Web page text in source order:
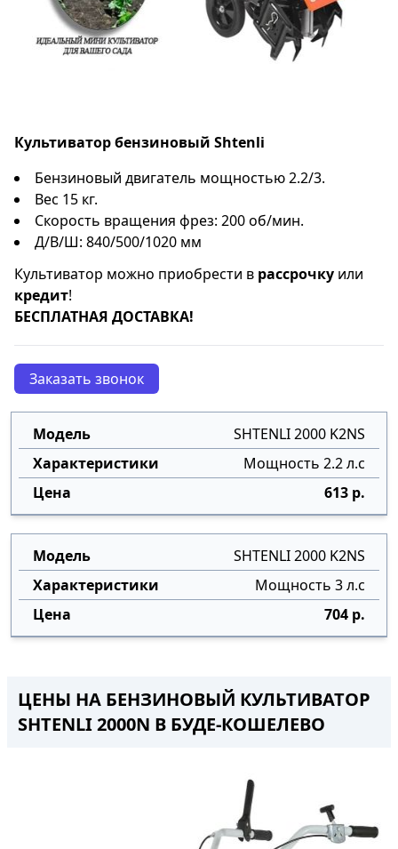
Культиватор бензиновый Shtenli
Бензиновый двигатель мощностью 2.2/3.
Вес 15 кг.
Скорость вращения фрез: 200 об/мин.
Д/В/Ш: 840/500/1020 мм
Культиватор можно приобрести в рассрочку или
кредит!
БЕСПЛАТНАЯ ДОСТАВКА!
Заказать звонок
SHTENLI 2000 K2NS
Мощность 2.2 л.с
613 р.
SHTENLI 2000 K2NS
Мощность 3 л.с
704 р.
ЦЕНЫ НА БЕНЗИНОВЫЙ КУЛЬТИВАТОР
SHTENLI 2000N В БУДЕ-КОШЕЛЕВО